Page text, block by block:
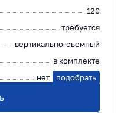
120
требуется
вертикально-съемный
в комплекте
нет подобрать